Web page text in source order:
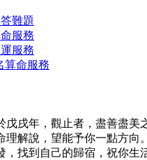
難題
服務
服務
算命服務
戊戌年，觀止者，盡善盡美
理解說，望能予你一點方向
，找到自己的歸宿，祝你生